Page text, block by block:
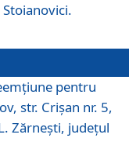
pentru
str. Crişan nr. 5,
Zărneşti, judeţul